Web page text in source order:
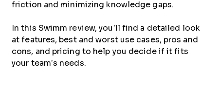
friction and minimizing knowledge gaps.
In this Swimm review, you’ll find a detailed look
at features, best and worst use cases, pros and
cons, and pricing to help you decide if it fits
your team’s needs.